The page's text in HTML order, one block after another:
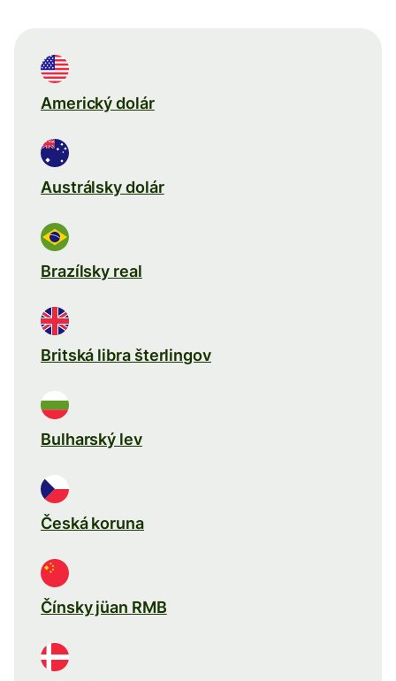
Americký dolár
Austrálsky dolár
Brazílsky real
Britská libra šterlingov
Bulharský lev
Česká koruna
Čínsky jüan RMB